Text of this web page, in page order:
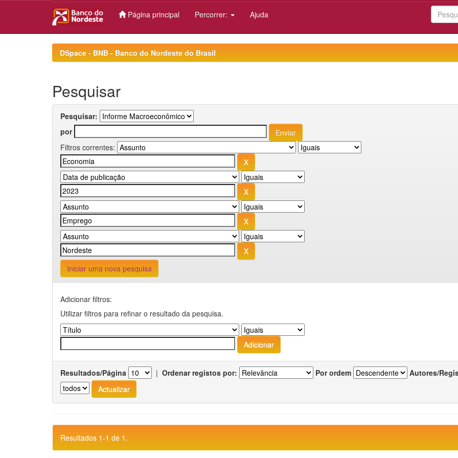
Página principal Percorrer: Ajuda
DSpace - BNB - Banco do Nordeste do Brasil
Pesquisar
Pesquisar:
por
Filtros correntes:
Iniciar uma nova pesquisa
Adicionar filtros:
Utilizar filtros para refinar o resultado da pesquisa.
Resultados/Página | Ordenar registos por: Por ordem Autores/
Resultados 1-1 de 1.